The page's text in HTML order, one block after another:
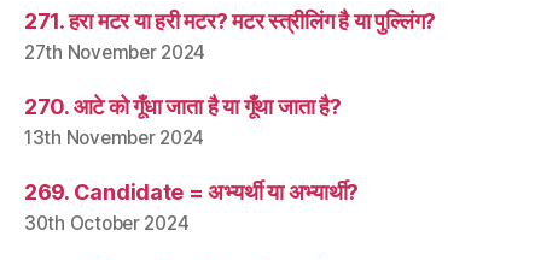
271. हरा मटर या हरी मटर? मटर स्त्रीलिंग है या पुल्लिंग?
27th November 2024
270. आटे को गूँधा जाता है या गूँथा जाता है?
13th November 2024
269. Candidate = अभ्यर्थी या अभ्यार्थी?
30th October 2024